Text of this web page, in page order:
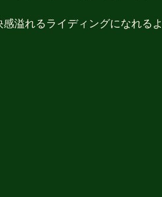
溢れるライディングになれる